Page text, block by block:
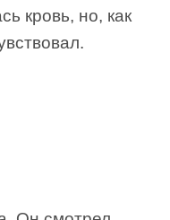
кровь, но, как